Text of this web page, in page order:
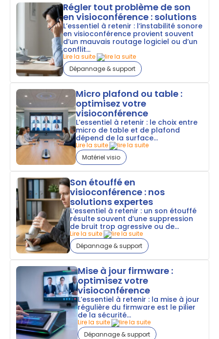
Régler tout problème de son
en visioconférence : solutions
L’essentiel à retenir : l’instabilité sonore
en visioconférence provient souvent
d’un mauvais routage logiciel ou d’un
conflit...
Lire la suite
Dépannage & support
Micro plafond ou table :
optimisez votre
visioconférence
L’essentiel à retenir : le choix entre
micro de table et de plafond
dépend de la surface...
Lire la suite
Matériel visio
Son étouffé en
visioconférence : nos
solutions expertes
L’essentiel à retenir : un son étouffé
résulte souvent d’une suppression
de bruit trop agressive ou de...
Lire la suite
Dépannage & support
Mise à jour firmware :
optimisez votre
visioconférence
L’essentiel à retenir : la mise à jour
régulière du firmware est le pilier
de la sécurité...
Lire la suite
Dépannage & support